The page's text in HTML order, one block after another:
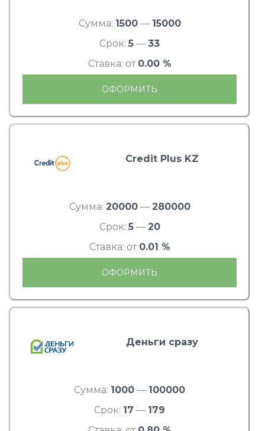
Сумма: 1500— 15000
Срок: 5 — 33
Ставка: от 0.00 %
ОФОРМИТЬ
Credit Plus KZ
Сумма: 20000— 280000
Срок: 5— 20
Ставка: от 0.01 %
ОФОРМИТЬ
Деньги сразу
Сумма: 1000 — 100000
Срок: 17 — 179